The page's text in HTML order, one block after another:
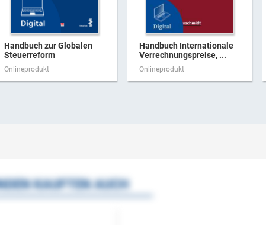
Handbuch zur Globalen
Steuerreform
Onlineprodukt
Handbuch Internationale
Verrechnungspreise, ...
Onlineprodukt
KAUFTEN AUCH